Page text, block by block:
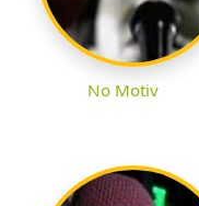
No Motiv